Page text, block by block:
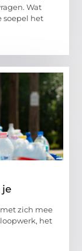
Wat
soepel het
je
zich mee
het